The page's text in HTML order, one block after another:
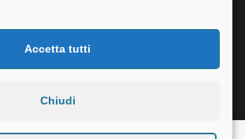
Accetta tutti
Chiudi
Useful links